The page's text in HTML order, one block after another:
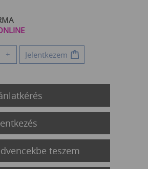
+ Jelentkezem
teszem